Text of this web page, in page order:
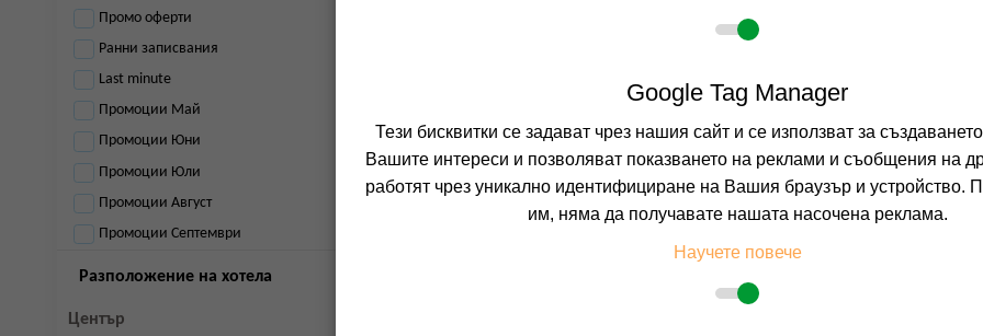
Промо оферти
Ранни записвания
Last minute
Промоции Май
Промоции Юни
Промоции Юли
Промоции Август
Промоции Септември
Разположение на хотела
Център
Пълно описание
Google Tag Manager
Тези бисквитки се задават чрез нашия сайт и се използват за
Вашите интереси и позволяват показването на реклами и съобщения на
работят чрез уникално идентифициране на Вашия браузър и устройство.
им, няма да получавате нашата насочена реклама.
Научете повече